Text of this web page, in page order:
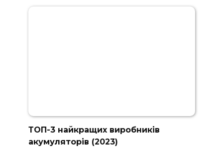
ТОП-3 найкращих виробників
акумуляторів (2023)